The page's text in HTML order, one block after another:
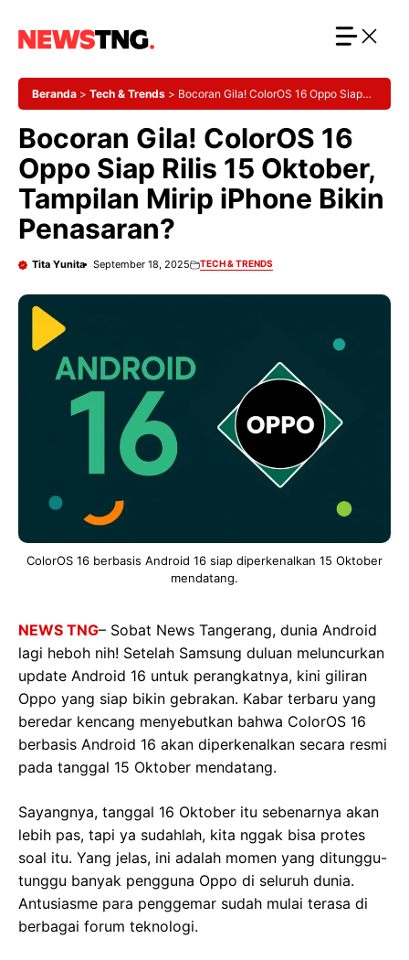
Beranda > Tech & Trends > Bocoran Gila! ColorOS 16 Oppo Siap
Bocoran Gila! ColorOS 16
Oppo Siap Rilis 15 Oktober,
Tampilan Mirip iPhone Bikin
Penasaran?
Tita Yunita September 18, 2025 TECH & TRENDS
ColorOS 16 berbasis Android 16 siap diperkenalkan 15 Oktober
mendatang.
NEWS TNG– Sobat News Tangerang, dunia Android
lagi heboh nih! Setelah Samsung duluan meluncurkan
update Android 16 untuk perangkatnya, kini giliran
Oppo yang siap bikin gebrakan. Kabar terbaru yang
beredar kencang menyebutkan bahwa ColorOS 16
berbasis Android 16 akan diperkenalkan secara resmi
pada tanggal 15 Oktober mendatang.
Sayangnya, tanggal 16 Oktober itu sebenarnya akan
lebih pas, tapi ya sudahlah, kita nggak bisa protes
soal itu. Yang jelas, ini adalah momen yang ditunggu-
tunggu banyak pengguna Oppo di seluruh dunia.
Antusiasme para penggemar sudah mulai terasa di
berbagai forum teknologi.